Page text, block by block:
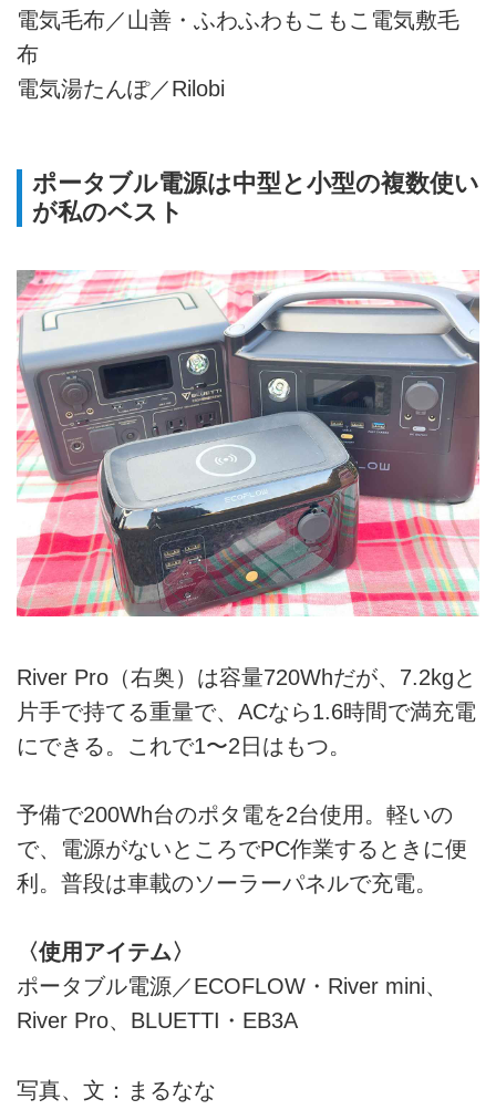
電気毛布／山善・ふわふわもこもこ電気敷毛
布
電気湯たんぽ／Rilobi
ポータブル電源は中型と小型の複数使い
が私のベスト
River Pro（右奥）は容量720Whだが、7.2kgと
片手で持てる重量で、ACなら1.6時間で満充電
にできる。これで1〜2日はもつ。
予備で200Wh台のポタ電を2台使用。軽いの
で、電源がないところでPC作業するときに便
利。普段は車載のソーラーパネルで充電。
〈使用アイテム〉
ポータブル電源／ECOFLOW・River mini、
River Pro、BLUETTI・EB3A
写真、文：まるなな